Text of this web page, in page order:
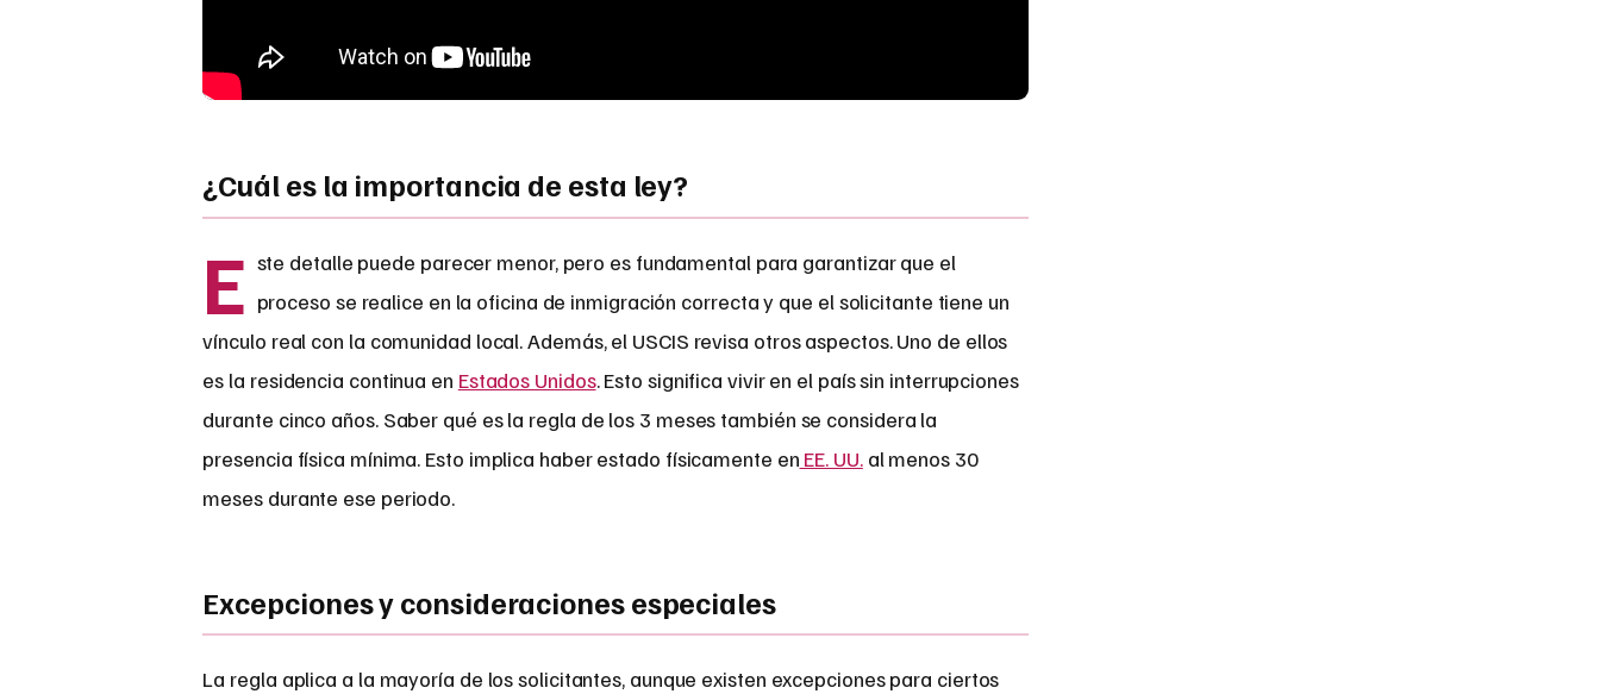
¿Cuál es la importancia de esta ley?
E ste detalle puede parecer menor, pero es fundamental para garantizar que el
proceso se realice en la oficina de inmigración correcta y que el solicitante tiene un
vínculo real con la comunidad local. Además, el USCIS revisa otros aspectos. Uno de ellos
es la residencia continua en Estados Unidos. Esto significa vivir en el país sin interrupciones
durante cinco años. Saber qué es la regla de los 3 meses también se considera la
presencia física mínima. Esto implica haber estado físicamente en EE. UU.al menos 30
meses durante ese periodo.
Excepciones y consideraciones especiales
La regla aplica a la mayoría de los solicitantes, aunque existen excepciones para ciertos